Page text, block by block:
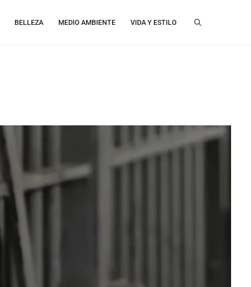
BELLEZA MEDIO AMBIENTE VIDA Y ESTILO